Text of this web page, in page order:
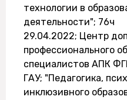
технологии в
деятельности"; 76ч
29.04.2022; Центр
профессионального
специалистов АПК
ГАУ; "Педагогика,
инклюзивного